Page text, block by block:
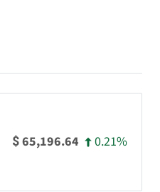
$65,196.64 0.21%